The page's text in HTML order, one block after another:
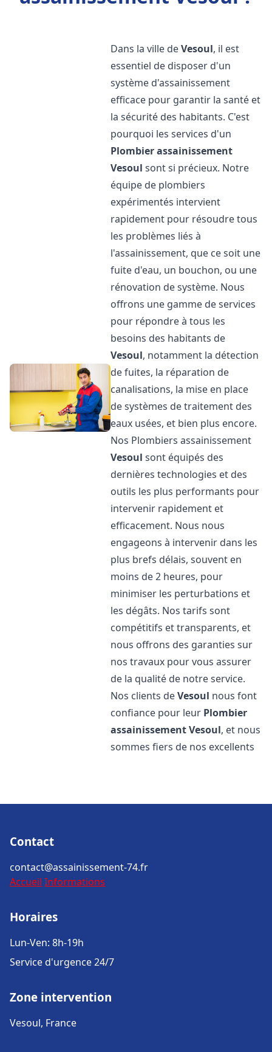
Dans la ville deVesoul, il est
essentiel de disposer d'un
système d'assainissement
efficace pour garantir la santé et
la sécurité des habitants. C'est
pourquoi les services d'un
Plombier assainissement
Vesoul sont si précieux. Notre
équipe de plombiers
expérimentés intervient
rapidement pour résoudre tous
les problèmes liés à
l'assainissement, que ce soit une
fuite d'eau, un bouchon, ou une
rénovation de système. Nous
offrons une gamme de services
pour répondre à tous les
besoins des habitants de
Vesoul, notamment la détection
de fuites, la réparation de
canalisations, la mise en place
de systèmes de traitement des
eaux usées, et bien plus encore.
Nos Plombiers assainissement
Vesoul sont équipés des
dernières technologies et des
outils les plus performants pour
intervenir rapidement et
efficacement. Nous nous
engageons à intervenir dans les
plus brefs délais, souvent en
moins de 2 heures, pour
minimiser les perturbations et
les dégâts. Nos tarifs sont
compétitifs et transparents, et
nous offrons des garanties sur
nos travaux pour vous assurer
de la qualité de notre service.
Nos clients deVesoul nous font
confiance pour leur Plombier
assainissementVesoul, et nous
sommes fiers de nos excellents
Contact
contact@assainissement-74.fr
Accueil Informations
Horaires
Lun-Ven: 8h-19h
Service d'urgence 24/7
Zone intervention
Vesoul, France